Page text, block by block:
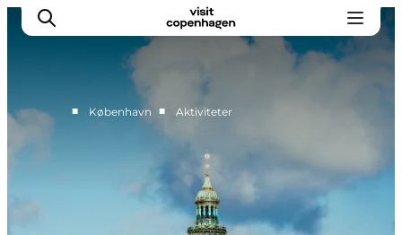
This is Copenhagen
■ København ■ Aktiviteter